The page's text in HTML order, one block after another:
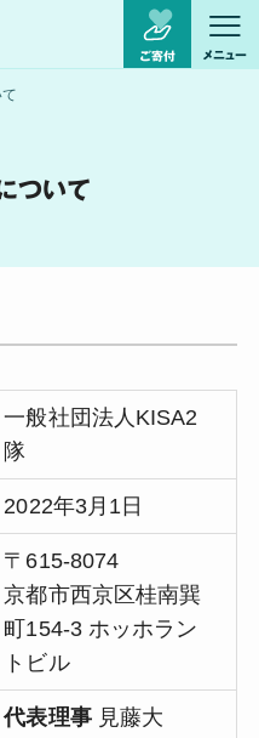
ご寄付 メニュー
ついて
一般社団法人KISA2
隊
2022年3月1日
〒615-8074
京都市西京区桂南巽
町154-3 ホッホラン
トビル
代表理事見藤大